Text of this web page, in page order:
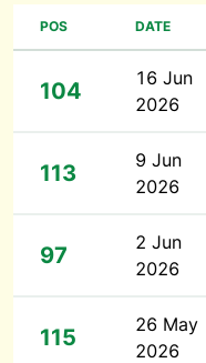
POS DATE
104
16 Jun
2026
113
9 Jun
2026
97
2 Jun
2026
115
26 May
2026